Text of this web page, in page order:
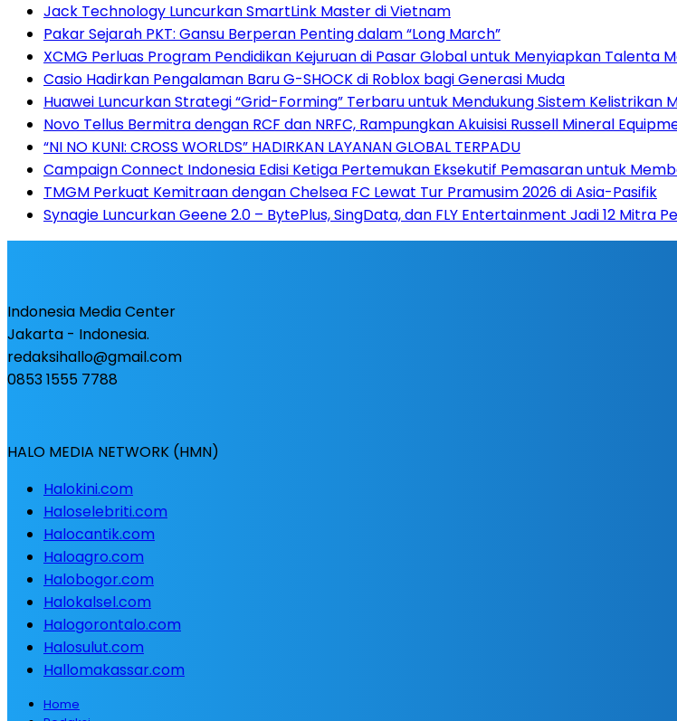
Jack Technology Luncurkan SmartLink Master di Vietnam
Pakar Sejarah PKT: Gansu Berperan Penting dalam “Long March”
XCMG Perluas Program Pendidikan Kejuruan di Pasar Global untuk Menyiapkan
Casio Hadirkan Pengalaman Baru G-SHOCK di Roblox bagi Generasi Muda
Huawei Luncurkan Strategi “Grid-Forming” Terbaru untuk Mendukung Sistem Kelistrikan
Novo Tellus Bermitra dengan RCF dan NRFC, Rampungkan Akuisisi Russell Mineral
“NI NO KUNI: CROSS WORLDS” HADIRKAN LAYANAN GLOBAL TERPADU
Campaign Connect Indonesia Edisi Ketiga Pertemukan Eksekutif Pemasaran untuk
TMGM Perkuat Kemitraan dengan Chelsea FC Lewat Tur Pramusim 2026 di Asia-Pasifik
Synagie Luncurkan Geene 2.0 – BytePlus, SingData, dan FLY Entertainment Jadi 12 Mitra
Indonesia Media Center
Jakarta - Indonesia.
redaksihallo@gmail.com
0853 1555 7788
HALO MEDIA NETWORK (HMN)
Halokini.com
Haloselebriti.com
Halocantik.com
Haloagro.com
Halobogor.com
Halokalsel.com
Halogorontalo.com
Halosulut.com
Hallomakassar.com
Home